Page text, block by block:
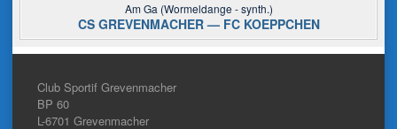
Am Ga (Wormeldange - synth.)
CS GREVENMACHER — FC KOEPPCHEN
Club Sportif Grevenmacher
BP 60
L-6701 Grevenmacher